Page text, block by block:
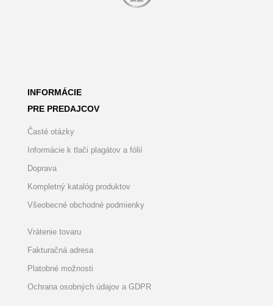
INFORMÁCIE
PRE PREDAJCOV
Časté otázky
Informácie k tlači plagátov a fólií
Doprava
Kompletný katalóg produktov
Všeobecné obchodné podmienky
Vrátenie tovaru
Fakturačná adresa
Platobné možnosti
Ochrana osobných údajov a GDPR